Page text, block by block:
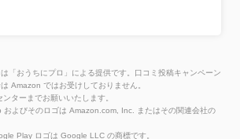
「おうちにプロ」による提供です。口コミ投稿キャンペーン
Amazon ではお受けしておりません。
ターまでお願いいたします。
よびそのロゴは Amazon.com, Inc. またはその関連会社の
Play ロゴは Google LLC の商標です。